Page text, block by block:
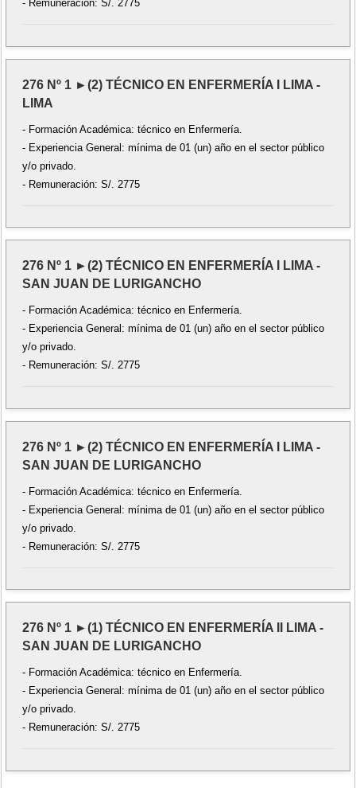
- Remuneración: S/. 2775
276 Nº 1 ►(2) TÉCNICO EN ENFERMERÍA I LIMA -
LIMA
- Formación Académica: técnico en Enfermería.
- Experiencia General: mínima de 01 (un) año en el sector público
y/o privado.
- Remuneración: S/. 2775
276 Nº 1 ►(2) TÉCNICO EN ENFERMERÍA I LIMA -
SAN JUAN DE LURIGANCHO
- Formación Académica: técnico en Enfermería.
- Experiencia General: mínima de 01 (un) año en el sector público
y/o privado.
- Remuneración: S/. 2775
276 Nº 1 ►(2) TÉCNICO EN ENFERMERÍA I LIMA -
SAN JUAN DE LURIGANCHO
- Formación Académica: técnico en Enfermería.
- Experiencia General: mínima de 01 (un) año en el sector público
y/o privado.
- Remuneración: S/. 2775
276 Nº 1 ►(1) TÉCNICO EN ENFERMERÍA II LIMA -
SAN JUAN DE LURIGANCHO
- Formación Académica: técnico en Enfermería.
- Experiencia General: mínima de 01 (un) año en el sector público
y/o privado.
- Remuneración: S/. 2775